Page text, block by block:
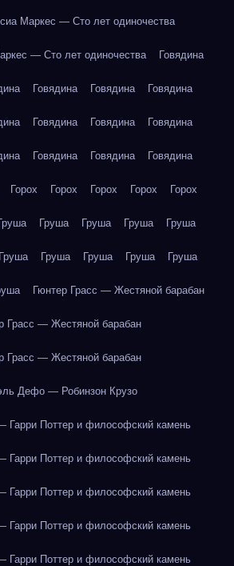
Маркес — Сто лет одиночества
— Сто лет одиночества Говядина
Говядина Говядина Говядина
Говядина Говядина Говядина
Говядина Говядина Говядина
Горох Горох Горох Горох Горох
Груша Груша Груша Груша
Груша Груша Груша Груша Груша
Гюнтер Грасс — Жестяной барабан
Грасс — Жестяной барабан
Грасс — Жестяной барабан
Дефо — Робинзон Крузо
Гарри Поттер и философский камень
Гарри Поттер и философский камень
Гарри Поттер и философский камень
Гарри Поттер и философский камень
Гарри Поттер и философский камень